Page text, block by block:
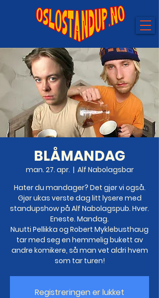
BLÅMANDAG
man. 27. apr.
  |
Alf Nabolagsbar
Hater du mandager? Det gjør vi også.
Gjør ukas verste dag litt lysere med
standupshow på Alf Nabolagspub. Hver.
Eneste. Mandag.
Nuutti Pellikka og Robert Myklebusthaug
tar med seg en hemmelig bukett av
andre komikere, så man vet aldri hvem
som tar turen!
Registreringen er lukket